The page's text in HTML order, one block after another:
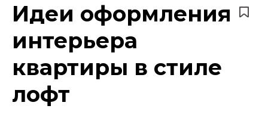
Идеи оформления
интерьера
квартиры в стиле
лофт